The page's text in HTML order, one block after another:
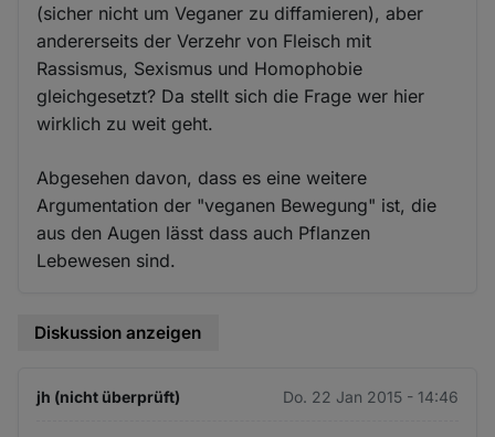
(sicher nicht um Veganer zu diffamieren), aber
andererseits der Verzehr von Fleisch mit
Rassismus, Sexismus und Homophobie
gleichgesetzt? Da stellt sich die Frage wer hier
wirklich zu weit geht.
Abgesehen davon, dass es eine weitere
Argumentation der "veganen Bewegung" ist, die
aus den Augen lässt dass auch Pflanzen
Lebewesen sind.
Diskussion anzeigen
jh (nicht überprüft) Do. 22 Jan 2015 - 14:46